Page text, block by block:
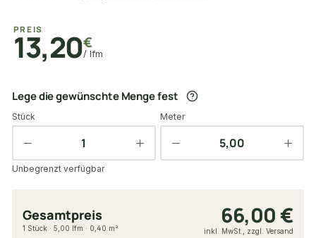
PREIS
13,20€
/ lfm
Lege die gewünschte Menge fest
Stück Meter
Unbegrenzt verfügbar
Gesamtpreis 66,00 €
1 Stück · 5,00 lfm · 0,40 m² inkl. MwSt., zzgl. Versand